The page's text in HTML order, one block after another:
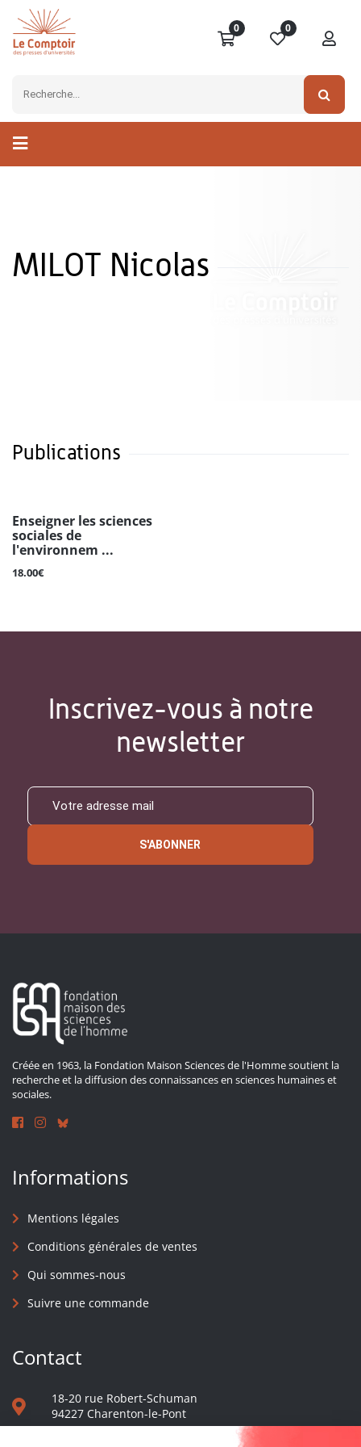
0 0
MILOT Nicolas
Publications
Enseigner les sciences
sociales de
l'environnem ...
18.00€
Inscrivez-vous à notre
newsletter
S'ABONNER
Créée en 1963, la Fondation Maison Sciences de l'Homme soutient la
recherche et la diffusion des connaissances en sciences humaines et
sociales.
Informations
Mentions légales
Conditions générales de ventes
Qui sommes-nous
Suivre une commande
Contact
18-20 rue Robert-Schuman
94227 Charenton-le-Pont